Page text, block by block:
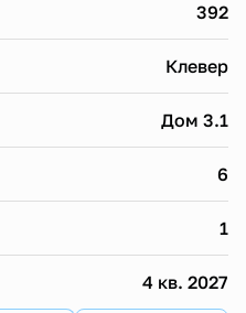
392
Клевер
Дом 3.1
6
1
4 кв. 2027